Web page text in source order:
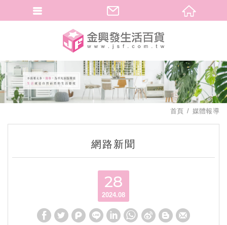
首頁 媒體報導
網路新聞
28
2024.08